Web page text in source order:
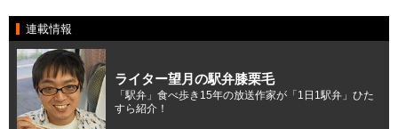
連載情報
ライター望月の駅弁膝栗毛
「駅弁」食べ歩き15年の放送作家が「1日1駅弁」ひた
すら紹介！